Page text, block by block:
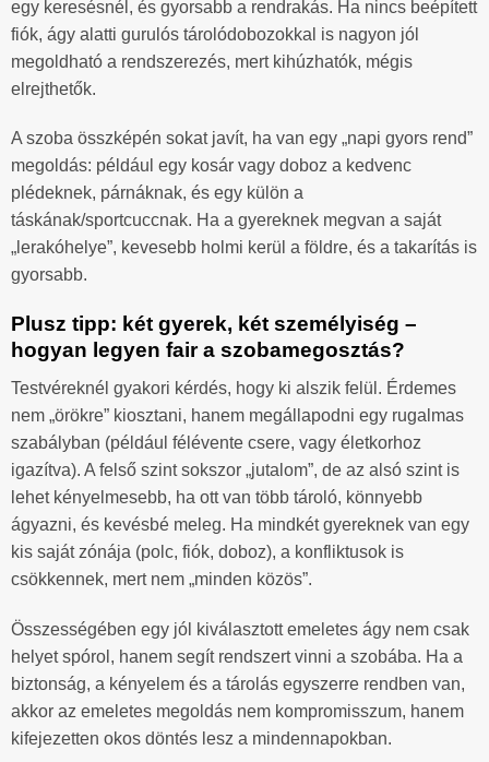
egy keresésnél, és gyorsabb a rendrakás. Ha nincs beépített
fiók, ágy alatti gurulós tárolódobozokkal is nagyon jól
megoldható a rendszerezés, mert kihúzhatók, mégis
elrejthetők.
A szoba összképén sokat javít, ha van egy „napi gyors rend”
megoldás: például egy kosár vagy doboz a kedvenc
plédeknek, párnáknak, és egy külön a
táskának/sportcuccnak. Ha a gyereknek megvan a saját
„lerakóhelye”, kevesebb holmi kerül a földre, és a takarítás is
gyorsabb.
Plusz tipp: két gyerek, két személyiség –
hogyan legyen fair a szobamegosztás?
Testvéreknél gyakori kérdés, hogy ki alszik felül. Érdemes
nem „örökre” kiosztani, hanem megállapodni egy rugalmas
szabályban (például félévente csere, vagy életkorhoz
igazítva). A felső szint sokszor „jutalom”, de az alsó szint is
lehet kényelmesebb, ha ott van több tároló, könnyebb
ágyazni, és kevésbé meleg. Ha mindkét gyereknek van egy
kis saját zónája (polc, fiók, doboz), a konfliktusok is
csökkennek, mert nem „minden közös”.
Összességében egy jól kiválasztott emeletes ágy nem csak
helyet spórol, hanem segít rendszert vinni a szobába. Ha a
biztonság, a kényelem és a tárolás egyszerre rendben van,
akkor az emeletes megoldás nem kompromisszum, hanem
kifejezetten okos döntés lesz a mindennapokban.